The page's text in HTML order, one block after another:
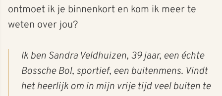
ontmoet ik je binnenkort en kom ik meer te
weten over jou?
Ik ben Sandra Veldhuizen, 39 jaar, een échte
Bossche Bol, sportief, een buitenmens. Vindt
het heerlijk om in mijn vrije tijd veel buiten te